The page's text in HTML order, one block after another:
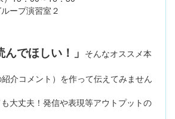
ープ演習室２
んでほしい！」 そんなオススメ本
介コメント）を作って伝えてみません
大丈夫！発信や表現等アウトプットの